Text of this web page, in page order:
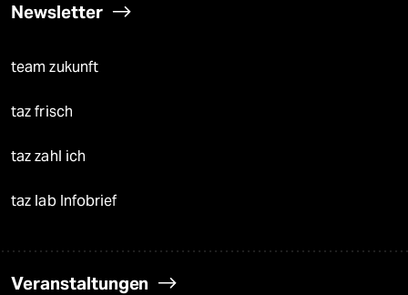
Newsletter
team zukunft
taz frisch
taz zahl ich
taz lab Infobrief
Veranstaltungen